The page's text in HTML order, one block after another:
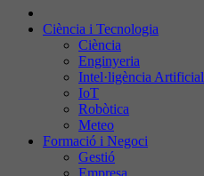
Ciència i Tecnologia
Ciència
Enginyeria
Intel·ligència Artificial
IoT
Robòtica
Meteo
Formació i Negoci
Gestió
Empresa